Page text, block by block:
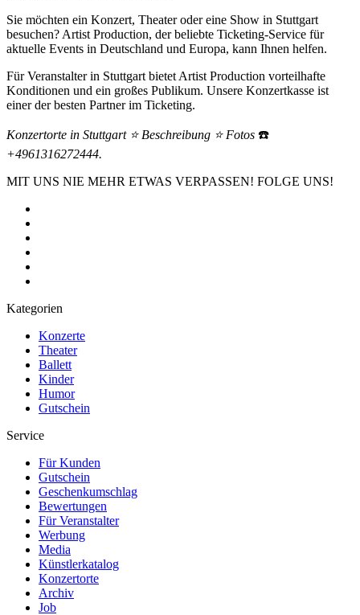
Sie möchten ein Konzert, Theater oder eine Show in Stuttgart
besuchen? Artist Production, der beliebte Ticketing-Service für
aktuelle Events in Deutschland und Europa, kann Ihnen helfen.
Für Veranstalter in Stuttgart bietet Artist Production vorteilhafte
Konditionen und ein großes Publikum. Unsere Konzertkasse ist
einer der besten Partner im Ticketing.
Konzertorte in Stuttgart ⭐ Beschreibung ⭐ Fotos ☎️
+4961316272444.
MIT UNS NIE MEHR ETWAS VERPASSEN! FOLGE UNS!
Kategorien
Konzerte
Theater
Ballett
Kinder
Humor
Gutschein
Service
Für Kunden
Gutschein
Geschenkumschlag
Bewertungen
Für Veranstalter
Werbung
Media
Künstlerkatalog
Konzertorte
Archiv
Job